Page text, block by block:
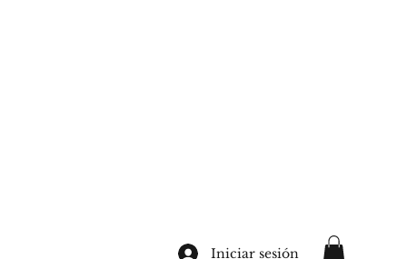
Iniciar sesión